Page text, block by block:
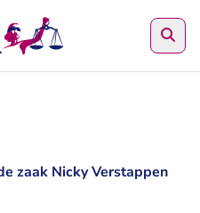
zaak Nicky Verstappen